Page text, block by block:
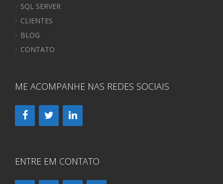
SQL SERVER
CLIENTES
BLOG
CONTATO
ME ACOMPANHE NAS REDES SOCIAIS
ENTRE EM CONTATO